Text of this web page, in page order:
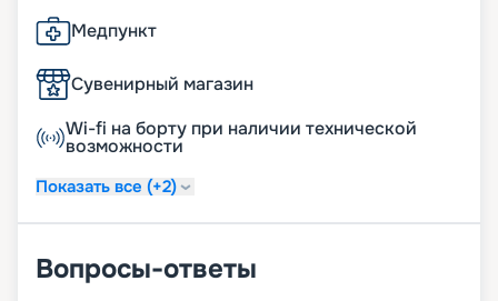
Медпункт
Сувенирный магазин
Wi-fi на борту при наличии технической
возможности
Показать все (+2)
Вопросы-ответы